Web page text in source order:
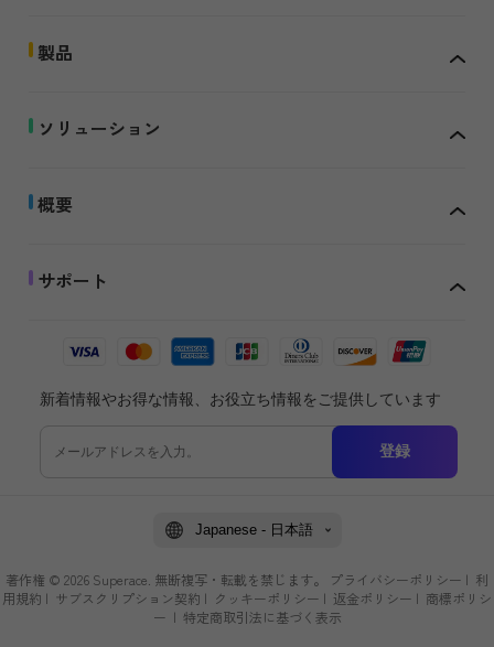
製品
ソリューション
概要
サポート
新着情報やお得な情報、お役立ち情報をご提供しています
登録
Japanese - 日本語
著作権 © 2026 Superace. 無断複写・転載を禁じます。 プライバシーポリシー | 利
用規約 | サブスクリプション契約 | クッキーポリシー | 返金ポリシー | 商標ポリシ
ー | 特定商取引法に基づく表示